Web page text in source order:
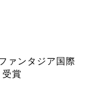
ァンタジア国際
賞